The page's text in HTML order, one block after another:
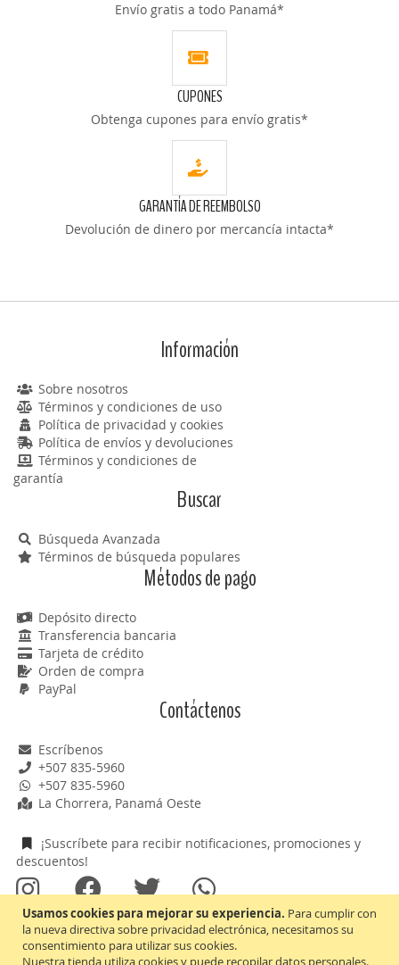
Usamos cookies para mejorar su experiencia. Para cumplir con
la nueva directiva sobre privacidad electrónica, necesitamos su
consentimiento para utilizar sus cookies.
Nuestra tienda utiliza cookies y puede recopilar datos personales.
Envío gratis a todo Panamá*
CUPONES
Obtenga cupones para envío gratis*
GARANTÍA DE REEMBOLSO
Devolución de dinero por mercancía intacta*
Información
Sobre nosotros
Términos y condiciones de uso
Política de privacidad y cookies
Política de envíos y devoluciones
Términos y condiciones de
garantía
Buscar
Búsqueda Avanzada
Términos de búsqueda populares
Métodos de pago
Depósito directo
Transferencia bancaria
Tarjeta de crédito
Orden de compra
PayPal
Contáctenos
Escríbenos
+507 835-5960
+507 835-5960
La Chorrera, Panamá Oeste
¡Suscríbete para recibir notificaciones, promociones y
descuentos!
¡Aceptamos Mastercard y Visa!